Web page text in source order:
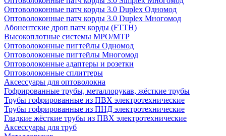
Оптоволоконные патч корды 3.0 Duplex Одномод
Оптоволоконные патч корды 3.0 Duplex Многомод
Абонентские дроп патч корды (FTTH)
Высокоплотные системы MPO/MTP
Оптоволоконные пигтейлы Одномод
Оптоволоконные пигтейлы Многомод
Оптоволоконные адаптеры и розетки
Оптоволоконные сплиттеры
Аксессуары для оптоволокна
Гофрированные трубы, металлорукав, жёсткие трубы
Трубы гофрированные из ПВХ электротехнические
Трубы гофрированные из ПНД электротехнические
Гладкие жёсткие трубы из ПВХ электротехнические
Аксессуары для труб